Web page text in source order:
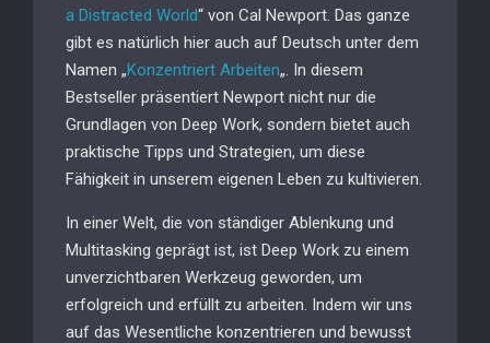
a Distracted World“ von Cal Newport. Das ganze
gibt es natürlich hier auch auf Deutsch unter dem
Namen „Konzentriert Arbeiten„. In diesem
Bestseller präsentiert Newport nicht nur die
Grundlagen von Deep Work, sondern bietet auch
praktische Tipps und Strategien, um diese
Fähigkeit in unserem eigenen Leben zu kultivieren.
In einer Welt, die von ständiger Ablenkung und
Multitasking geprägt ist, ist Deep Work zu einem
unverzichtbaren Werkzeug geworden, um
erfolgreich und erfüllt zu arbeiten. Indem wir uns
auf das Wesentliche konzentrieren und bewusst